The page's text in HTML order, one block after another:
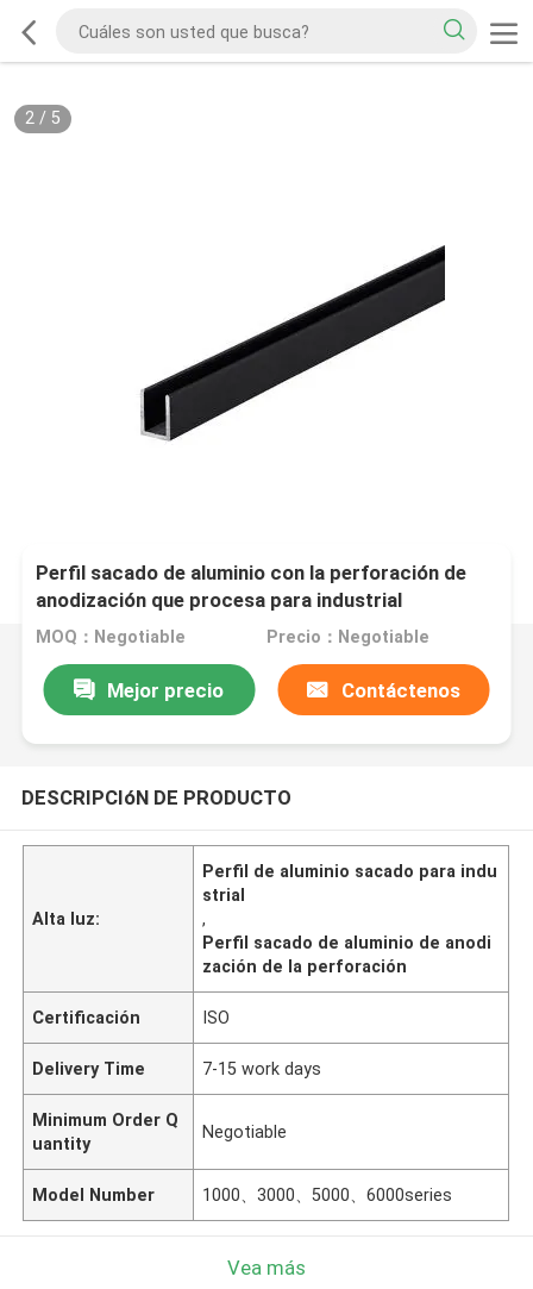
2/ 5
Perfil sacado de aluminio con la perforación de
anodización que procesa para industrial
MOQ：Negotiable Precio：Negotiable
Mejor precio Contáctenos
DESCRIPCIóN DE PRODUCTO
Alta luz:
Perfil de aluminio sacado para indu
strial
,
Perfil sacado de aluminio de anodi
zación de la perforación
Certificación ISO
Delivery Time 7-15 work days
Minimum Order Q
uantity
Negotiable
Model Number 1000、3000、5000、6000series
Vea más